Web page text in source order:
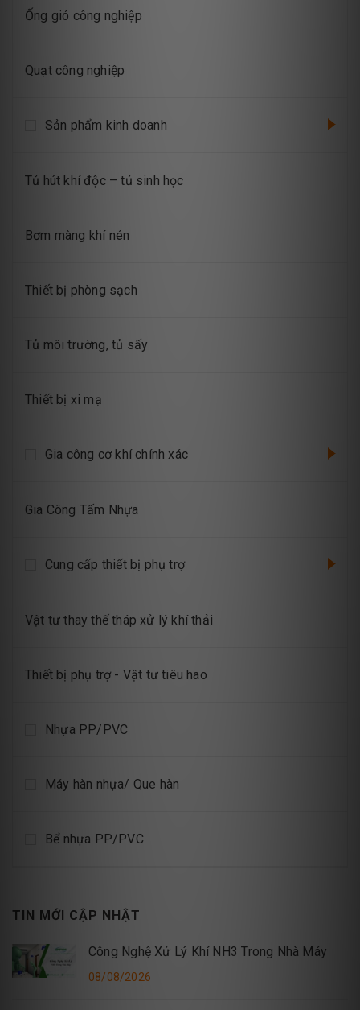
Ống gió công nghiệp
Quạt công nghiệp
Sản phẩm kinh doanh
Tủ hút khí độc – tủ sinh học
Bơm màng khí nén
Thiết bị phòng sạch
Tủ môi trường, tủ sấy
Thiết bị xi mạ
Gia công cơ khí chính xác
Gia Công Tấm Nhựa
Cung cấp thiết bị phụ trợ
Vật tư thay thế tháp xử lý khí thải
Thiết bị phụ trợ - Vật tư tiêu hao
Nhựa PP/PVC
Máy hàn nhựa/ Que hàn
Bể nhựa PP/PVC
TIN MỚI CẬP NHẬT
Công Nghệ Xử Lý Khí NH3 Trong Nhà Máy
08/08/2026